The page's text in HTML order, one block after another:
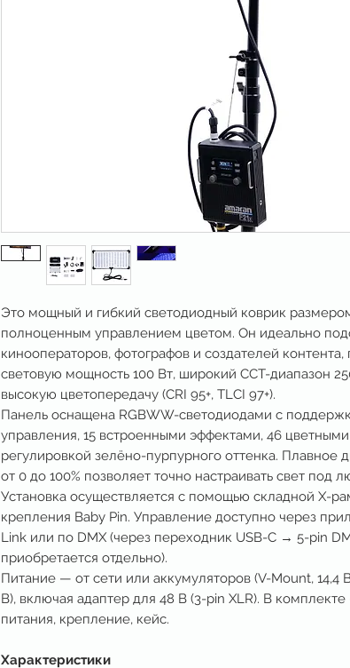
Это мощный и гибкий светодиодный коврик
полноценным управлением цветом. Он идеально
кинооператоров, фотографов и создателей контента,
световую мощность 100 Вт, широкий CCT-диапазон
высокую цветопередачу (CRI 95+, TLCI 97+).
Панель оснащена RGBWW-светодиодами с
управления, 15 встроенными эффектами, 46
регулировкой зелёно-пурпурного оттенка. Плавное
от 0 до 100% позволяет точно настраивать свет под
Установка осуществляется с помощью складной X-
крепления Baby Pin. Управление доступно через
Link или по DMX (через переходник USB-C → 5-pin
приобретается отдельно).
Питание — от сети или аккумуляторов (V-Mount,
В), включая адаптер для 48 В (3-pin XLR). В
питания, крепление, кейс.
Характеристики